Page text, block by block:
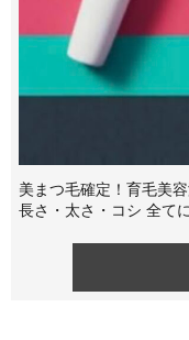
美まつ毛確定！育毛美
長さ・太さ・コシ 全て